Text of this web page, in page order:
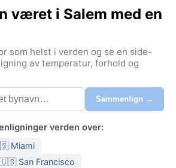
været i Salem med en
som helst i verden og se en side-
av temperatur, forhold og
Sammenlign →
verden over:
Miami
San Francisco